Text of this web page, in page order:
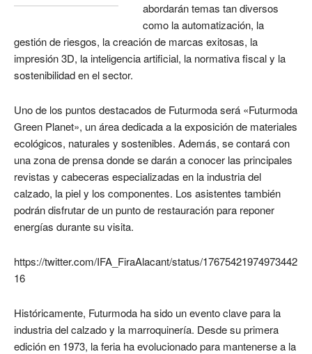
abordarán temas tan diversos
como la automatización, la
gestión de riesgos, la creación de marcas exitosas, la
impresión 3D, la inteligencia artificial, la normativa fiscal y la
sostenibilidad en el sector.
Uno de los puntos destacados de Futurmoda será «Futurmoda
Green Planet», un área dedicada a la exposición de materiales
ecológicos, naturales y sostenibles. Además, se contará con
una zona de prensa donde se darán a conocer las principales
revistas y cabeceras especializadas en la industria del
calzado, la piel y los componentes. Los asistentes también
podrán disfrutar de un punto de restauración para reponer
energías durante su visita.
https://twitter.com/IFA_FiraAlacant/status/17675421974973442
16
Históricamente, Futurmoda ha sido un evento clave para la
industria del calzado y la marroquinería. Desde su primera
edición en 1973, la feria ha evolucionado para mantenerse a la